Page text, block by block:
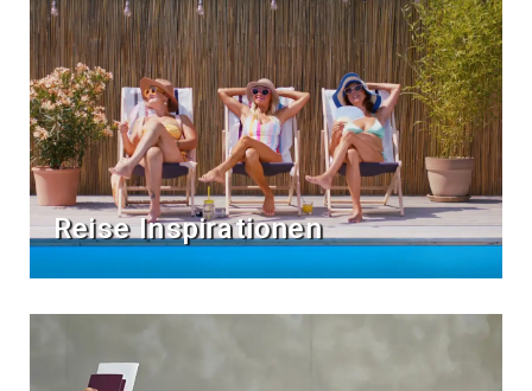
Reise Inspirationen